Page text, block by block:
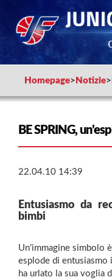
Homepage> Notizie>
BE SPRING,
22.04.10 14:39
Entusiasmo da
bimbi
Un’immagine simbolo
esplode di entusiasmo
ha urlato la sua voglia